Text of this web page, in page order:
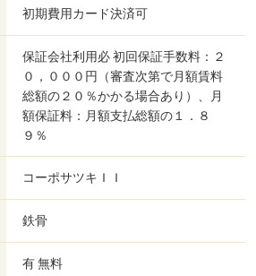
初期費用カード決済可
保証会社利用必 初回保証手数料：２
０，０００円（審査次第で月額賃料
総額の２０％かかる場合あり）、月
額保証料：月額支払総額の１．８
９％
コーポサツキＩＩ
鉄骨
有 無料